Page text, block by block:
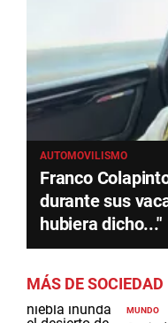
AUTOMOVILISMO
Franco
durante sus
hubiera dicho..."
MÁS DE SOCIEDAD
MUNDO